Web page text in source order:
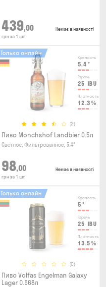
439,00
грн за 1 шт
Немає в наявності
Крепость
5.4 °
Горечь
25 IBU
Плотность
12.3 %
(2)
Только онлайн
Пиво Monchshof Landbier 0.5л
Светлое, Фильтрованное, 5.4°
98,00
грн за 1 шт
Немає в наявності
Крепость
5 °
Горечь
25 IBU
Плотность
13.5 %
(0)
Только онлайн
Пиво Volfas Engelman Galaxy
Lager 0.568л